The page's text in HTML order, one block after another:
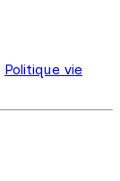
Politique vie